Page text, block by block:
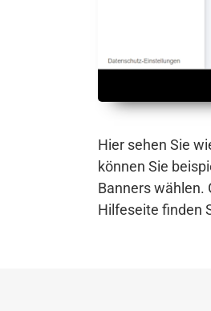
Hier sehen Sie
können Sie
Banners wählen.
Hilfeseite finden